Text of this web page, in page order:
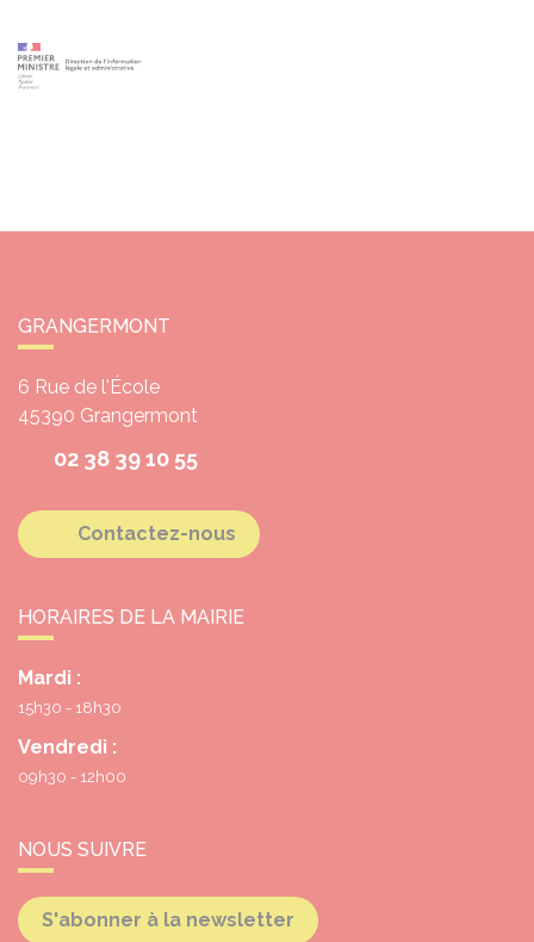
GRANGERMONT
6 Rue de l'École
45390 Grangermont
02 38 39 10 55
Contactez-nous
HORAIRES DE LA MAIRIE
Mardi :
15h30 - 18h30
Vendredi :
09h30 - 12h00
NOUS SUIVRE
S'abonner à la newsletter